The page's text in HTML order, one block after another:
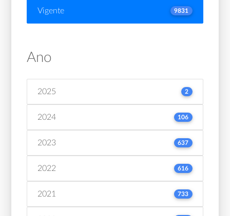
Vigente 9831
Ano
2025 2
2024 106
2023 637
2022 616
2021 733